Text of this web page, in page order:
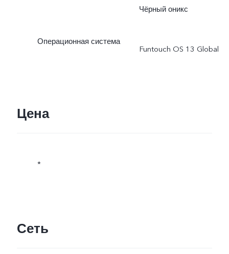
Фактическая мощность
регулируется с учетом
Чёрный оникс
Операционная система
Funtouch OS 13 Global
Цена
*
Сеть